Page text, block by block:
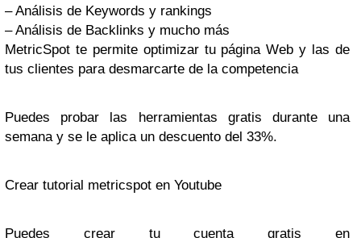
– Análisis de Keywords y rankings
– Análisis de Backlinks y mucho más
MetricSpot te permite optimizar tu página Web y las de
tus clientes para desmarcarte de la competencia
Puedes probar las herramientas gratis durante una
semana y se le aplica un descuento del 33%.
Crear tutorial metricspot en Youtube
Puedes crear tu cuenta gratis en